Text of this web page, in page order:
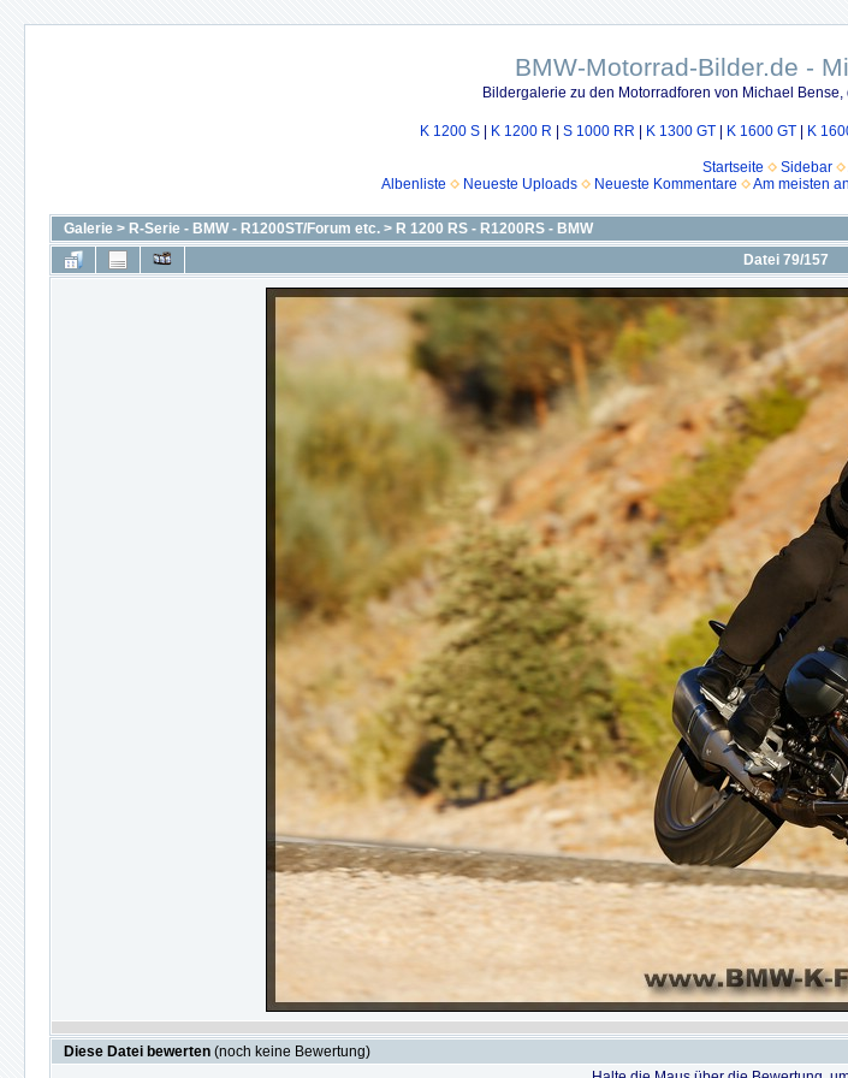
BMW-Motorrad-Bilder.de -
Bildergalerie zu den Motorradforen von Michael
K 1200 S K 1200 R S 1000 RR K 1300 GT K 1600 GT K
Startseite Sidebar
Albenliste
Neueste Uploads Neueste Kommentare Am meisten
Galerie > R-Serie - BMW - R1200ST/Forum etc. > R 1200 RS - R1200RS - BMW
Datei 79/157
Diese Datei bewerten (noch keine Bewertung)